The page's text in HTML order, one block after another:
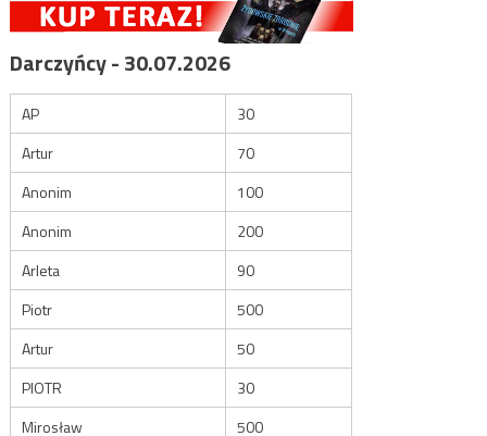
Darczyńcy - 30.07.2026
AP
30
Artur
70
Anonim
100
Anonim
200
Arleta
90
Piotr
500
Artur
50
PIOTR
30
Mirosław
500